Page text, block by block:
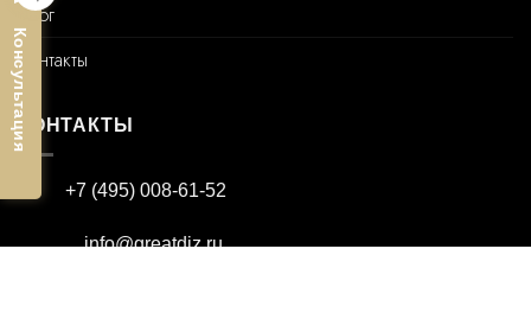
Блог
Контакты
КОНТАКТЫ
+7 (495) 008-61-52
info@greatdiz.ru
Консультация